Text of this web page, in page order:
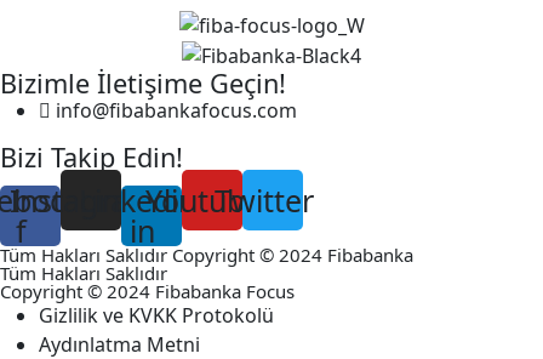
Bizimle İletişime Geçin!
info@fibabankafocus.com
Bizi Takip Edin!
f
InstagramLinkedin-
in
YoutubeTwitter
Tüm Hakları Saklıdır Copyright © 2024 Fibabanka
Tüm Hakları Saklıdır
Copyright © 2024 Fibabanka Focus
Gizlilik ve KVKK Protokolü
Aydınlatma Metni